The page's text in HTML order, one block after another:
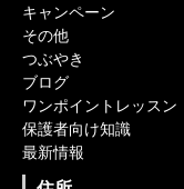
キャンペーン
その他
つぶやき
ブログ
ワンポイントレッスン
保護者向け知識
最新情報